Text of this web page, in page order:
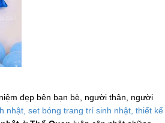
đẹp bên bạn bè, người thân, người
nhật, set bóng trang trí sinh nhật, thiết kế